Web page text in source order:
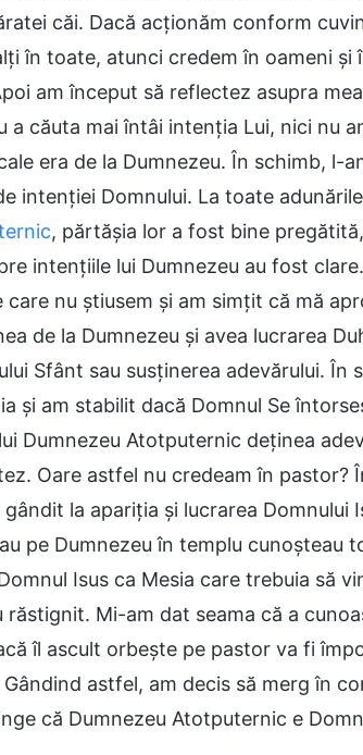
căi. Dacă acționăm conform
în toate, atunci credem în oameni și
am început să reflectez asupra
a căuta mai întâi intenția Lui, nici nu
era de la Dumnezeu. În schimb, l-
intenției Domnului. La toate
, părtăşia lor a fost bine
intențiile lui Dumnezeu au fost
care nu știusem și am simțit că mă
de la Dumnezeu și avea lucrarea
Sfânt sau susținerea adevărului.
și am stabilit dacă Domnul Se
Dumnezeu Atotputernic deținea
Oare astfel nu credeam în pastor?
la apariția și lucrarea Domnului
pe Dumnezeu în templu cunoșteau
Isus ca Mesia care trebuia să
răstignit. Mi-am dat seama că a
îl ascult orbește pe pastor va fi
astfel, am decis să merg în
că Dumnezeu Atotputernic e